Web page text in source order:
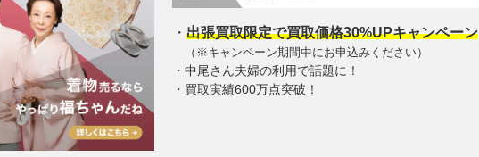
・ 出張買取限定で買取価格30%UPキャンペーン
（※キャンペーン期間中にお申込みください）
・中尾さん夫婦の利用で話題に！
・買取実績600万点突破！